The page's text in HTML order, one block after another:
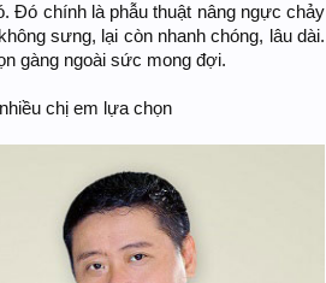
Đó chính là phẫu thuật nâng ngực chảy
sưng, lại còn nhanh chóng, lâu dài.
gàng ngoài sức mong đợi.
chị em lựa chọn